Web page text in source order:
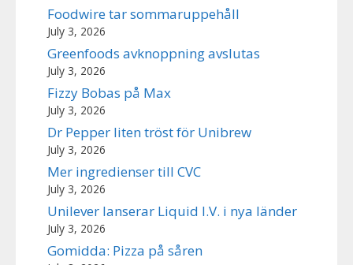
Foodwire tar sommaruppehåll
July 3, 2026
Greenfoods avknoppning avslutas
July 3, 2026
Fizzy Bobas på Max
July 3, 2026
Dr Pepper liten tröst för Unibrew
July 3, 2026
Mer ingredienser till CVC
July 3, 2026
Unilever lanserar Liquid I.V. i nya länder
July 3, 2026
Gomidda: Pizza på såren